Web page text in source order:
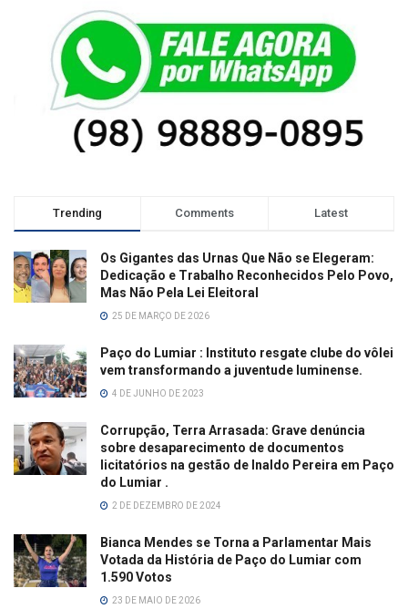
Trending Comments Latest
Os Gigantes das Urnas Que Não se Elegeram:
Dedicação e Trabalho Reconhecidos Pelo Povo,
Mas Não Pela Lei Eleitoral
25 DE MARÇO DE 2026
Paço do Lumiar : Instituto resgate clube do vôlei
vem transformando a juventude luminense.
4 DE JUNHO DE 2023
Corrupção, Terra Arrasada: Grave denúncia
sobre desaparecimento de documentos
licitatórios na gestão de Inaldo Pereira em Paço
do Lumiar .
2 DE DEZEMBRO DE 2024
Bianca Mendes se Torna a Parlamentar Mais
Votada da História de Paço do Lumiar com
1.590 Votos
23 DE MAIO DE 2026